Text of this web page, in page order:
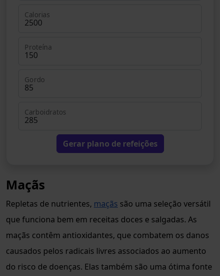
Calorias
Proteína
Gordo
Carboidratos
Gerar plano de refeições
Maçãs
Repletas de nutrientes, maçãs são uma seleção versátil
que funciona bem em receitas doces e salgadas. As
maçãs contêm antioxidantes, que combatem os danos
causados pelos radicais livres associados ao aumento
do risco de doenças. Elas também são uma ótima fonte